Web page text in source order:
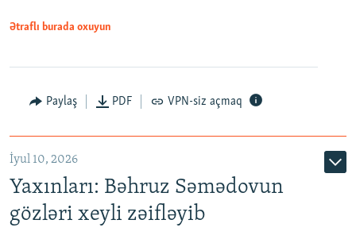
Ətraflı burada oxuyun
Paylaş PDF VPN-siz açmaq
İyul 10, 2026
Yaxınları: Bəhruz Səmədovun
gözləri xeyli zəifləyib